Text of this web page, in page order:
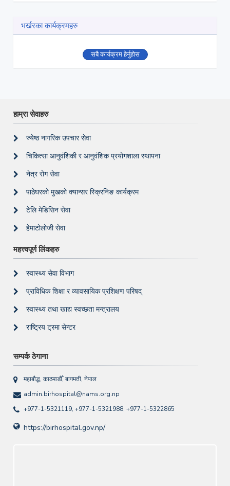
भर्खरका कार्यक्रमहरु
सबै कार्यक्रम हेर्नुहोस
हाम्रा सेवाहरु
ज्येष्ठ नागरिक उपचार सेवा
चिकित्सा आनुवंशिकी र आनुवंशिक प्रयोगशाला स्थापना
नेत्र रोग सेवा
पाठेघरको मुखको क्यान्सर स्क्रिनिङ कार्यक्रम
टेलि मेडिसिन सेवा
हेमाटोलोजी सेवा
महत्त्वपूर्ण लिंकहरु
स्वास्थ्य सेवा विभाग
प्राविधिक शिक्षा र व्यावसायिक प्रशिक्षण परिषद्
स्वास्थ्य तथा खाद्य स्वच्छता मन्त्रालय
राष्ट्रिय ट्रमा सेन्टर
सम्पर्क ठेगाना
महाबौद्ध, काठमाडौँ, बागमती, नेपाल
admin.birhospital@nams.org.np
+977-1-5321119, +977-1-5321988, +977-1-5322865
https://birhospital.gov.np/